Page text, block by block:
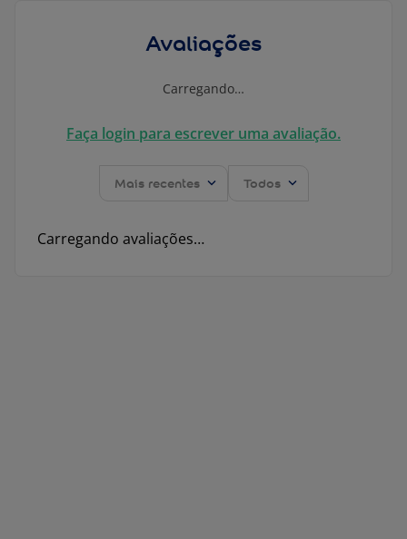
Avaliações
Carregando…
Faça login para escrever uma avaliação.
Mais recentes Todos
Carregando avaliações…